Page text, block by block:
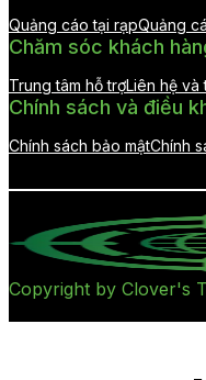
Quảng cáo tại rạpQuảng
Chăm sóc khách
Trung tâm hỗ trợLiên hệ và
Chính sách và điều
Chính sách bảo mậtChính
Copyright by Clover's